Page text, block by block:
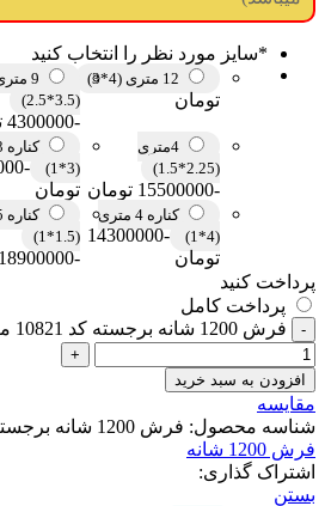
*سایز مورد نظر را انتخاب کنید
12 متری (4*3)
تومان
9
(3.5*2.5)
-4300000 تومان
4متری
(2.25*1.5)
-15500000 تومان
(3*1)
تومان
کناره 4 متری
(4*1)
-14300000
تومان
(1.5*1)
-18900000 تومان
پرداخت کنید
پرداخت کامل
فرش 1200 شانه برجسته کد 10821 متالیک عدد
افزودن به سبد خرید
مقایسه
شناسه محصول: فرش 1200 شانه برجسته کد 10821 متالیک
فرش 1200 شانه
اشتراک گذاری:
بستن